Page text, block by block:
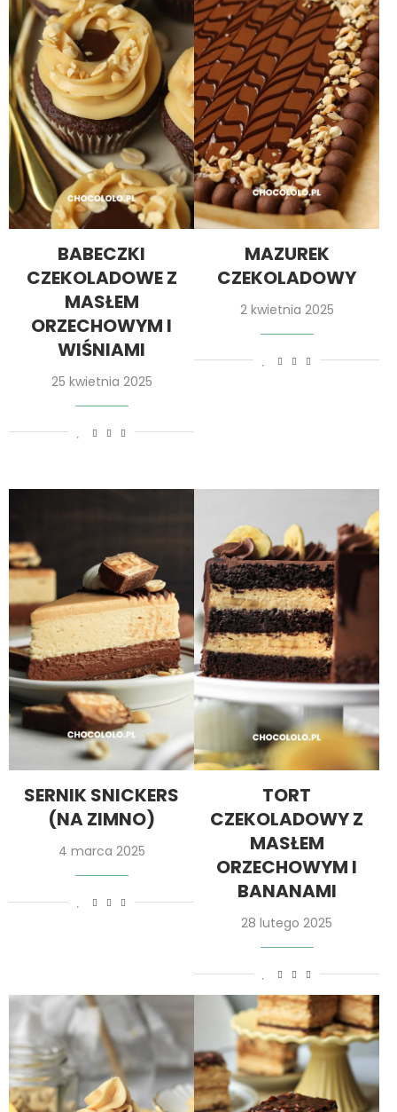
BABECZKI
CZEKOLADOWE Z
MASŁEM
ORZECHOWYM I
WIŚNIAMI
25 kwietnia 2025
MAZUREK
CZEKOLADOWY
2 kwietnia 2025
SERNIK SNICKERS
(NA ZIMNO)
4 marca 2025
TORT
CZEKOLADOWY Z
MASŁEM
ORZECHOWYM I
BANANAMI
28 lutego 2025